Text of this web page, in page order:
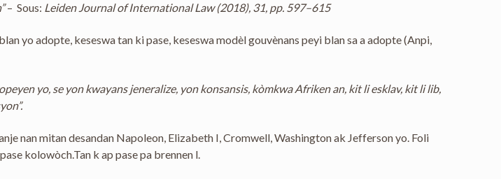
– Sous: Leiden Journal of International Law (2018), 31, pp. 597–615
yo adopte, keseswa tan ki pase, keseswa modèl gouvènans peyi blan sa a adopte (Anpi,
yo, se yon kwayans jeneralize, yon konsansis, kòmkwa Afriken an, kit li esklav, kit li lib,
nan mitan desandan Napoleon, Elizabeth I, Cromwell, Washington ak Jefferson yo. Foli
kolowòch.Tan k ap pase pa brennen l.